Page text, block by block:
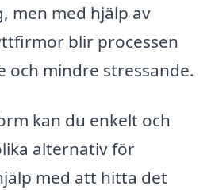
men med hjälp av
blir processen
och mindre stressande.
kan du enkelt och
alternativ för
med att hitta det